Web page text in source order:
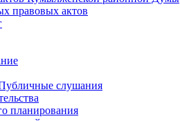
правовых актов
слушания
планирования